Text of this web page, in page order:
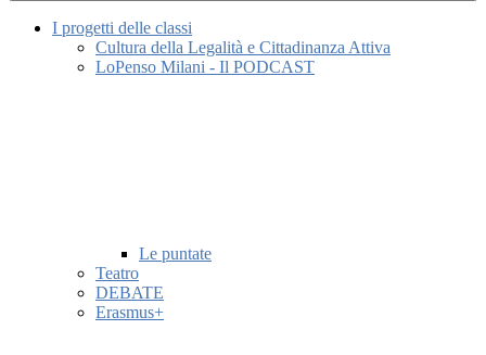
I progetti delle classi
Cultura della Legalità e Cittadinanza Attiva
LoPenso Milani - Il PODCAST
Le puntate
Teatro
DEBATE
Erasmus+